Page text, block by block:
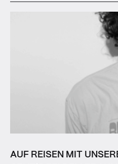
AUF REISEN MIT